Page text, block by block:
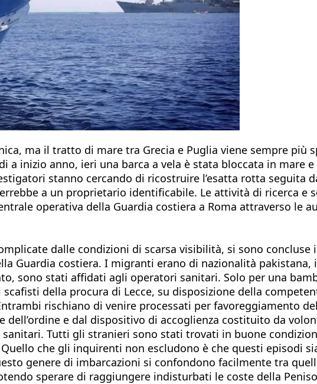
ma il tratto di mare tra Grecia e Puglia viene sempre
inizio anno, ieri una barca a vela è stata bloccata in mare
stanno cercando di ricostruire l’esatta rotta seguita
a un proprietario identificabile. Le attività di ricerca e
operativa della Guardia costiera a Roma attraverso le
dalle condizioni di scarsa visibilità, si sono concluse
Guardia costiera. I migranti erano di nazionalità pakistana,
sono stati affidati agli operatori sanitari. Solo per una
della procura di Lecce, su disposizione della
rischiano di venire processati per favoreggiamento
e dal dispositivo di accoglienza costituito da
Tutti gli stranieri sono stati trovati in buone
Quello che gli inquirenti non escludono è che questi episodi
genere di imbarcazioni si confondono facilmente tra
sperare di raggiungere indisturbati le coste della